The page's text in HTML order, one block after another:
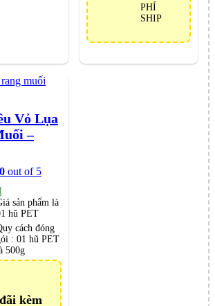
PHÍ
SHIP
Vỏ Lụa
–
out of 5
sản phẩm là
hũ PET
cách đóng
: 01 hũ PET
500g
kèm